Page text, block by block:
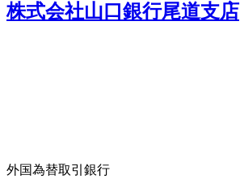
株式会社山口銀行尾道支店
外国為替取引 銀行